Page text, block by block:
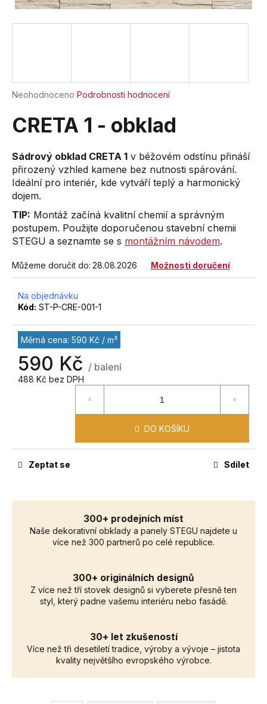
Průměrné
produktu
je
z
5
hvězdiček.
Neohodnoceno Podrobnosti hodnocení
CRETA 1 - obklad
Sádrový obklad CRETA 1 v béžovém odstínu přináší
přirozený vzhled kamene bez nutnosti spárování.
Ideální pro interiér, kde vytváří teplý a harmonický
dojem.
TIP: Montáž začíná kvalitní chemií a správným
postupem. Použijte doporučenou stavební chemii
STEGU a seznamte se s montážním návodem.
Můžeme doručit do: 28.08.2026 Možnosti doručení
Na objednávku
Kód: ST-P-CRE-001-1
Měrná cena: 590 Kč / m²
590 Kč / balení
488 Kč bez DPH
DO KOŠÍKU
Zeptat se Sdílet
300+ prodejních míst
Naše dekorativní obklady a panely STEGU najdete u
více než 300 partnerů po celé republice.
300+ originálních designů
Z více než tří stovek designů si vyberete přesně ten
styl, který padne vašemu interiéru nebo fasádě.
30+ let zkušeností
Více než tři desetiletí tradice, výroby a vývoje – jistota
kvality největšího evropského výrobce.
a
D
o
p
o
r
č
u
e
m
e